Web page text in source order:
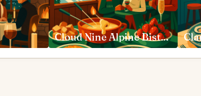
Cloud Nine Alpine Bistro Aspen Highlands